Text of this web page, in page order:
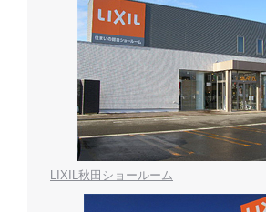
LIXIL秋田ショールーム